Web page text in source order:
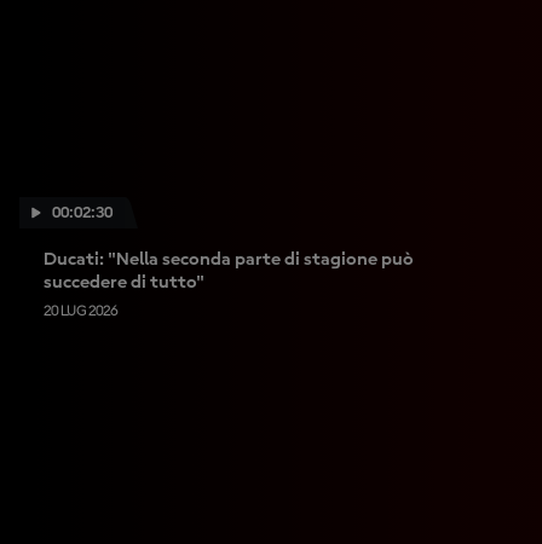
00:02:30
Ducati: "Nella seconda parte di stagione può
succedere di tutto"
20 LUG 2026